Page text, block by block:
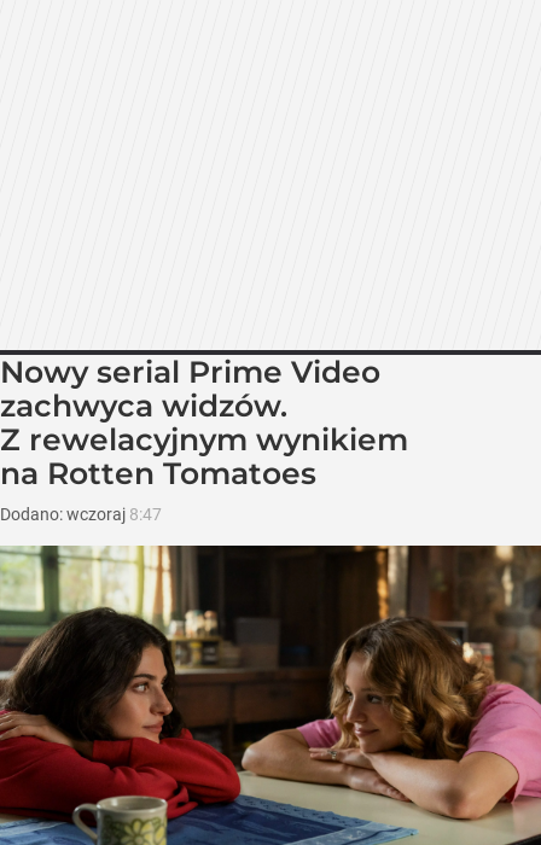
Nowy serial Prime Video
zachwyca widzów.
Z rewelacyjnym wynikiem
na Rotten Tomatoes
Dodano:wczoraj 8:47